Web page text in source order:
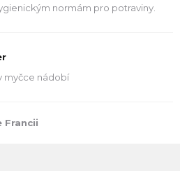
normám pro potraviny.
myčce nádobí
Francii